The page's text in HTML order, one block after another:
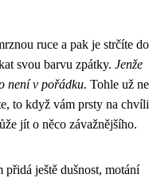
ruce a pak je strčíte do
svou barvu zpátky. Jenže
není v pořádku. Tohle už
to když vám prsty na chvíli
jít o něco závažnějšího.
ještě dušnost, motání